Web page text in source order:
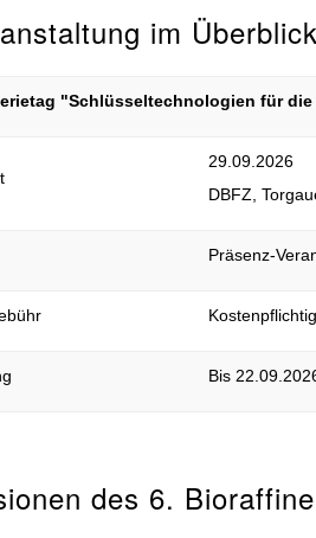
im Überblick
"Schlüsseltechnologien für
29.09.2026
DBFZ,
Präsenz-
Kostenpflichtig
Bis
des 6.